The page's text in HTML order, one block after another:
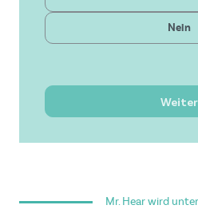
Nein
Weiter
Hervorragender
Mr. Hear wird